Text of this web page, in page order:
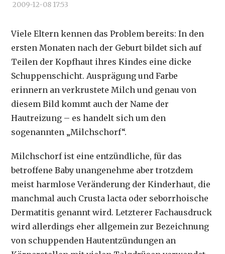
2009-12-08 17:53
Viele Eltern kennen das Problem bereits: In den
ersten Monaten nach der Geburt bildet sich auf
Teilen der Kopfhaut ihres Kindes eine dicke
Schuppenschicht. Ausprägung und Farbe
erinnern an verkrustete Milch und genau von
diesem Bild kommt auch der Name der
Hautreizung – es handelt sich um den
sogenannten „Milchschorf“.
Milchschorf ist eine entzündliche, für das
betroffene Baby unangenehme aber trotzdem
meist harmlose Veränderung der Kinderhaut, die
manchmal auch Crusta lacta oder seborrhoische
Dermatitis genannt wird. Letzterer Fachausdruck
wird allerdings eher allgemein zur Bezeichnung
von schuppenden Hautentzündungen an